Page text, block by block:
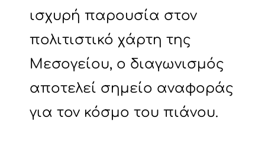
ισχυρή παρουσία στον
πολιτιστικό χάρτη της
Μεσογείου, ο διαγωνισμός
αποτελεί σημείο αναφοράς
για τον κόσμο του πιάνου.